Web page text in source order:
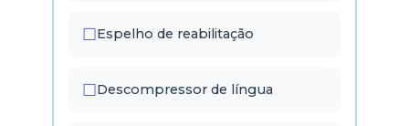
Espelho de reabilitação
Descompressor de língua